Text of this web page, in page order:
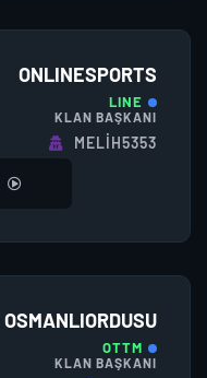
ONLINESPORTS
LINE
KLAN BAŞKANI
MELIH5353
OSMANLIORDUSU
OTTM
KLAN BAŞKANI